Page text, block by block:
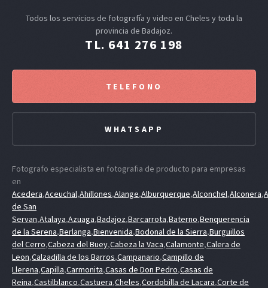
Todos los servicios de fotografía y video en Cheles y toda la
provincia de Badajoz.
TL. 641 276 198
TELEFONO
WHATSAPP
Fotografo especialista en fotografia de producto para empresas
en
Acedera,Aceuchal,Ahillones,Alange,Alburquerque,Alconchel,Alconera,
de San
Servan,Atalaya,Azuaga,Badajoz,Barcarrota,Baterno,Benquerencia
de la Serena,Berlanga,Bienvenida,Bodonal de la Sierra,Burguillos
del Cerro,Cabeza del Buey,Cabeza la Vaca,Calamonte,Calera de
Leon,Calzadilla de los Barros,Campanario,Campillo de
Llerena,Capilla,Carmonita,Casas de Don Pedro,Casas de
Reina,Castilblanco,Castuera,Cheles,Cordobilla de Lacara,Corte de